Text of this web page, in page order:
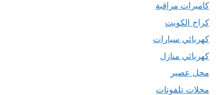
كاميرات مراقبة
كراج الكويت
كهربائي سيارات
كهربائي منازل
محل عصير
محلات تلفونات